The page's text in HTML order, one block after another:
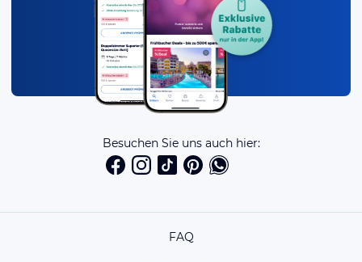
Besuchen Sie uns auch hier:
FAQ